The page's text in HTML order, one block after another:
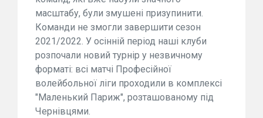
масштабу, були змушені призупинити.
Команди не змогли завершити сезон
2021/2022. У осінній період наші клуби
розпочали новий турнір у незвичному
форматі: всі матчі Професійної
волейбольної ліги проходили в комплексі
"Маленький Париж", розташованому під
Чернівцями.